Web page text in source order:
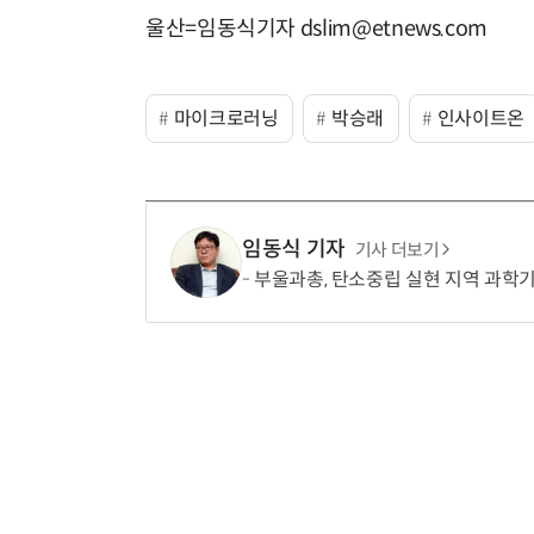
울산=임동식기자 dslim@etnews.com
마이크로러닝 박승래 인사이트온
임동식 기자 기사 더보기
부울과총, 탄소중립 실현 지역 과학